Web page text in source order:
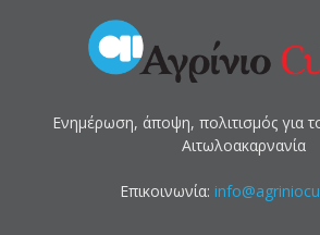
Ενημέρωση, άποψη, πολιτισμός για
Αιτωλοακαρνανία
Επικοινωνία: